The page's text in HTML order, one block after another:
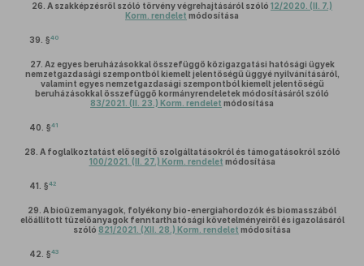
26. A szakképzésről szóló törvény végrehajtásáról szóló 12/2020. (II. 7.)
Korm. rendelet módosítása
39. §40
27. Az egyes beruházásokkal összefüggő közigazgatási hatósági ügyek
nemzetgazdasági szempontból kiemelt jelentőségű üggyé nyilvánításáról,
valamint egyes nemzetgazdasági szempontból kiemelt jelentőségű
beruházásokkal összefüggő kormányrendeletek módosításáról szóló
83/2021. (II. 23.) Korm. rendelet módosítása
40. §41
28. A foglalkoztatást elősegítő szolgáltatásokról és támogatásokról szóló
100/2021. (II. 27.) Korm. rendelet módosítása
41. §42
29. A bioüzemanyagok, folyékony bio-energiahordozók és biomasszából
előállított tüzelőanyagok fenntarthatósági követelményeiről és igazolásáról
szóló 821/2021. (XII. 28.) Korm. rendelet módosítása
42. §43